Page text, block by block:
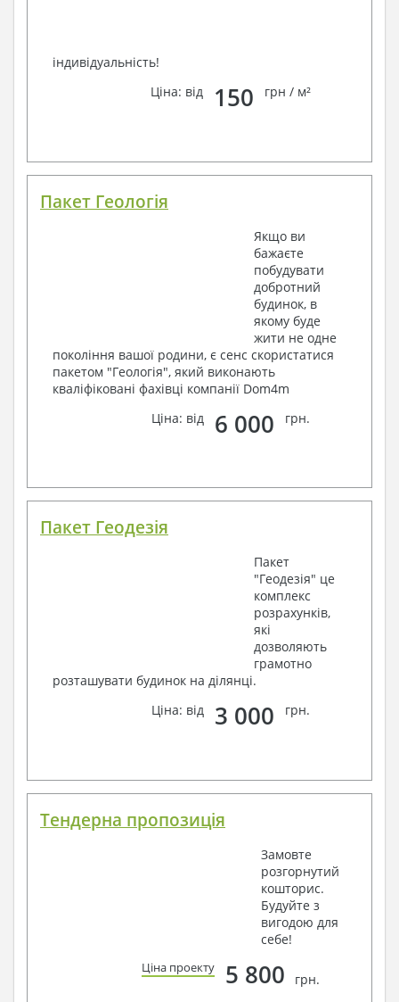
індивідуальність!
Ціна: від
150 грн / м²
Пакет Геологія
Якщо ви
бажаєте
побудувати
добротний
будинок, в
якому буде
жити не одне
покоління вашої родини, є сенс скористатися
пакетом "Геологія", який виконають
кваліфіковані фахівці компанії Dom4m
Ціна: від
6 000 грн.
Пакет Геодезія
Пакет
"Геодезія" це
комплекс
розрахунків,
які
дозволяють
грамотно
розташувати будинок на ділянці.
Ціна: від
3 000 грн.
Тендерна пропозиція
Замовте
розгорнутий
кошторис.
Будуйте з
вигодою для
себе!
Ціна проекту 5 800 грн.